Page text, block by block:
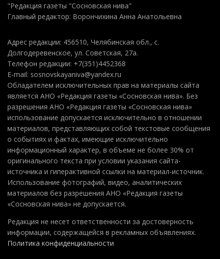
"Редакция газеты "Сосновская нива"
Главный редактор: Ворончихина Анна Анатольевна
Адрес редакции: 456510, Челябинская обл., с.
Долгодеревенское, ул. Советская, 27а.
Телефон редакции: +7(351)4452368
E-mail: sosnovskayaniva@yandex.ru
Обладателем исключительных прав на материалы сайта
является АНО «Редакция газеты «Сосновская нива». Без
разрешения АНО «Редакция газеты «Сосновская нива»
использование допускается исключительно в отношении
материалов, представляющих собой текстовые сообщения
о событиях и фактах, имеющие исключительно
информационный характер, в объеме не более 30% от
оригинального текста при условии указания сайта-
источника и гиперактивной ссылки на материал-источник.
Использование фотографий, видео, аналитических
материалов без разрешения АНО «Редакция газеты
«Сосновская нива» не допускается.
Редакция не несет ответственности за достоверность
информации, содержащейся в рекламных объявлениях.
Политика конфиденциальности